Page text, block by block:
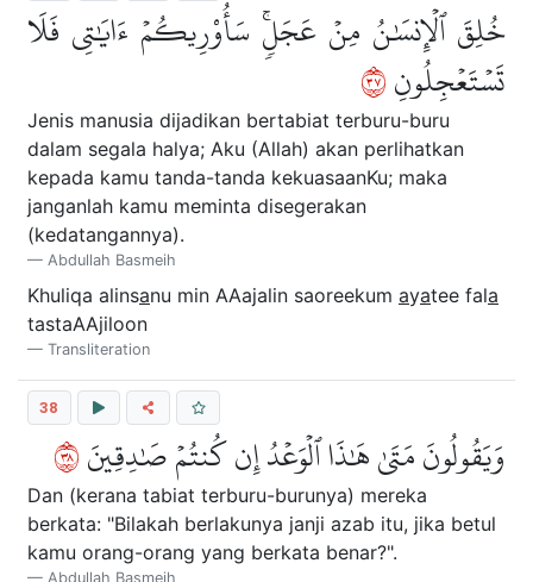
خُلِقَ ٱلۡإِنسَٰنُ مِنۡ عَجَلٖۚ سَأُوْرِيكُمۡ ءَايَٰتِي فَلَا
تَسۡتَعۡجِلُونِ٧٣
Jenis manusia dijadikan bertabiat terburu-buru
dalam segala halya; Aku (Allah) akan perlihatkan
kepada kamu tanda-tanda kekuasaanKu; maka
janganlah kamu meminta disegerakan
(kedatangannya).
Abdullah Basmeih
Khuliqa alinsanu min AAajalin saoreekum ayatee fala
tastaAAjiloon
Transliteration
38
وَيَقُولُونَ مَتَىٰ هَٰذَا ٱلۡوَعۡدُ إِن كُنتُمۡ صَٰدِقِينَ٨٣
Dan (kerana tabiat terburu-burunya) mereka
berkata: "Bilakah berlakunya janji azab itu, jika betul
kamu orang-orang yang berkata benar?".
Abdullah Basmeih